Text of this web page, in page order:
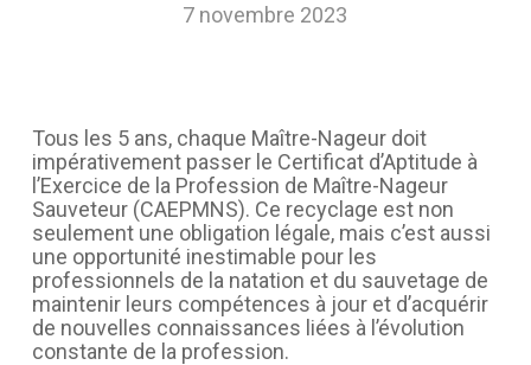
7 novembre 2023
Tous les 5 ans, chaque Maître-Nageur doit
impérativement passer le Certificat d’Aptitude à
l’Exercice de la Profession de Maître-Nageur
Sauveteur (CAEPMNS). Ce recyclage est non
seulement une obligation légale, mais c’est aussi
une opportunité inestimable pour les
professionnels de la natation et du sauvetage de
maintenir leurs compétences à jour et d’acquérir
de nouvelles connaissances liées à l’évolution
constante de la profession.